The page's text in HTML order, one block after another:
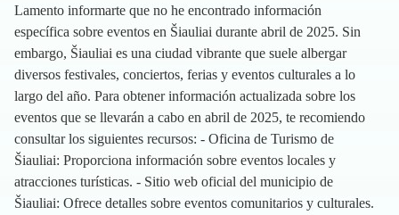
Lamento informarte que no he encontrado información
específica sobre eventos en Šiauliai durante abril de 2025. Sin
embargo, Šiauliai es una ciudad vibrante que suele albergar
diversos festivales, conciertos, ferias y eventos culturales a lo
largo del año. Para obtener información actualizada sobre los
eventos que se llevarán a cabo en abril de 2025, te recomiendo
consultar los siguientes recursos: - Oficina de Turismo de
Šiauliai: Proporciona información sobre eventos locales y
atracciones turísticas. - Sitio web oficial del municipio de
Šiauliai: Ofrece detalles sobre eventos comunitarios y culturales.